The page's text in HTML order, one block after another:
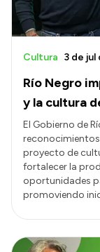
Río Negro
y la cultura
Cultura 3 de jul
El Gobierno de
reconocimientos
proyecto de
fortalecer la
oportunidades
promoviendo